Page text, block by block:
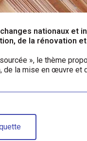
nationaux
de la rénovation
», le thème
la mise en œuvre